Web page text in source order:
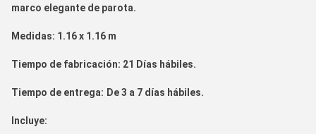
marco elegante de parota.
Medidas: 1.16 x 1.16 m
Tiempo de fabricación: 21 Días hábiles.
Tiempo de entrega: De 3 a 7 días hábiles.
Incluye: